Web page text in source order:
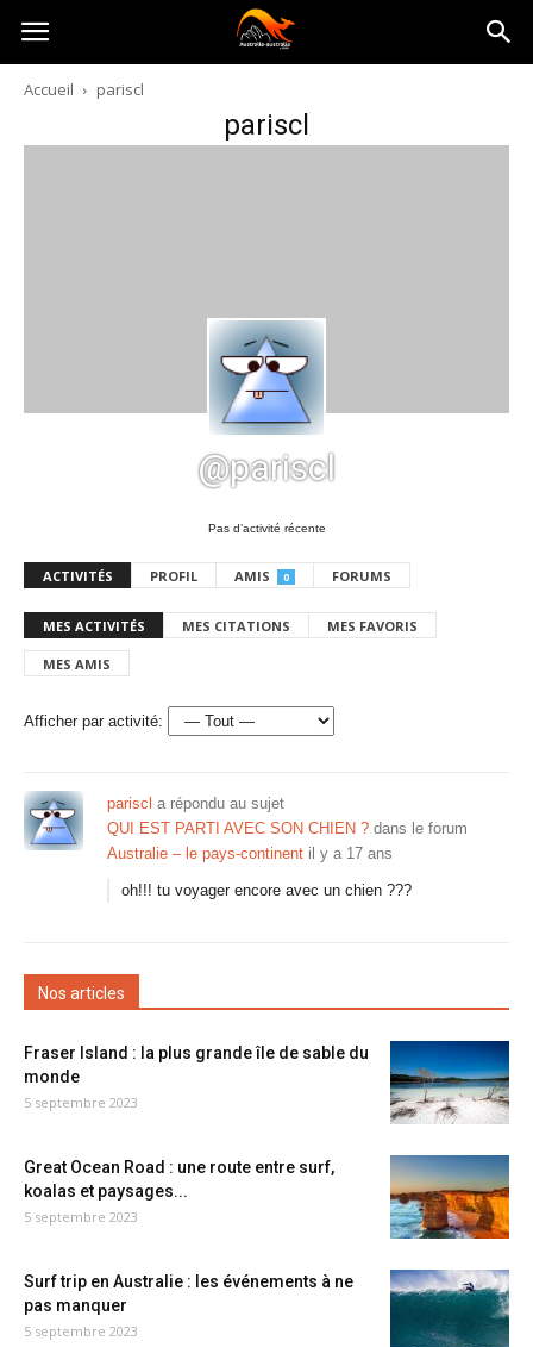
Australia-
australie.com
Accueil pariscl
pariscl
@pariscl
Pas d’activité récente
ACTIVITÉS PROFIL AMIS 0 FORUMS
MES ACTIVITÉS MES CITATIONS MES FAVORIS
MES AMIS
Afficher par activité:
pariscl a répondu au sujet
QUI EST PARTI AVEC SON CHIEN ? dans le forum
Australie – le pays-continent il y a 17 ans
oh!!! tu voyager encore avec un chien ???
Nos articles
Fraser Island : la plus grande île de sable du
monde
5 septembre 2023
Great Ocean Road : une route entre surf,
koalas et paysages...
5 septembre 2023
Surf trip en Australie : les événements à ne
pas manquer
5 septembre 2023